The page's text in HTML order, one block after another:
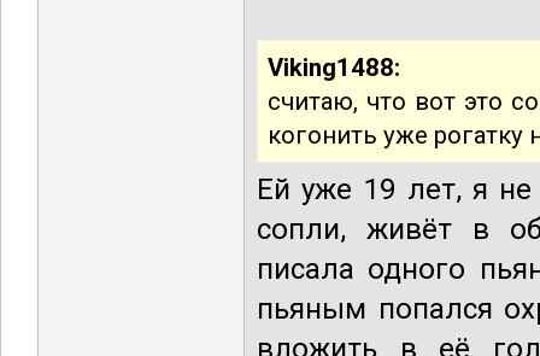
Viking1488:
считаю, что вот это
когонить уже рогатку
Ей уже 19 лет, я
сопли, живёт в
писала одного
пьяным попался
вложить в её